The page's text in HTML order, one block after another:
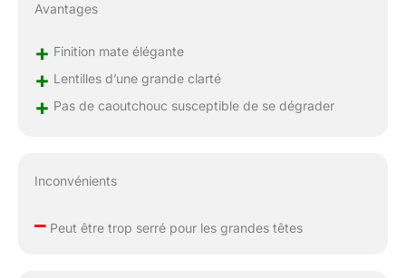
Avantages
+ Finition mate élégante
+ Lentilles d’une grande clarté
+ Pas de caoutchouc susceptible de se dégrader
Inconvénients
–Peut être trop serré pour les grandes têtes